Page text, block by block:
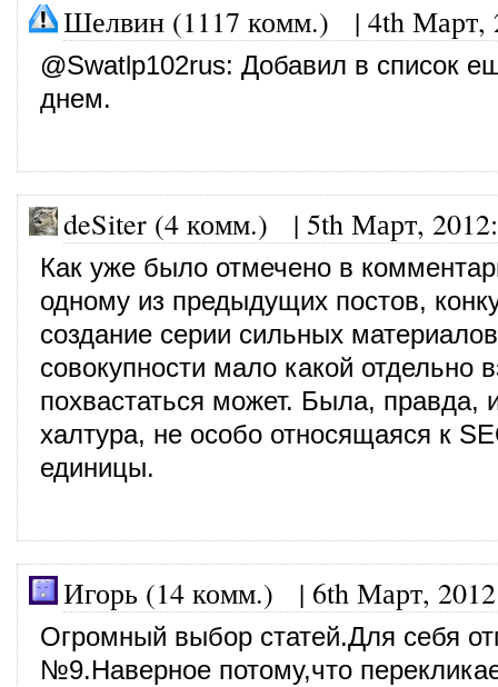
Шелвин (1117 комм.) | 4th Март,
@Swatlp102rus: Добавил в список
днем.
deSiter (4 комм.) | 5th Март, 2012:
Как уже было отмечено в
одному из предыдущих постов,
создание серии сильных
совокупности мало какой отдельно
похвастаться может. Была, правда,
халтура, не особо относящаяся к
единицы.
Игорь (14 комм.) | 6th Март, 2012
Огромный выбор статей.Для себя
№9.Наверное потому,что